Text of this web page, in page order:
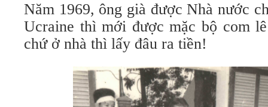
Năm 1969, ông già được Nhà nước
Ucraine thì mới được mặc bộ com
chứ ở nhà thì lấy đâu ra tiền!